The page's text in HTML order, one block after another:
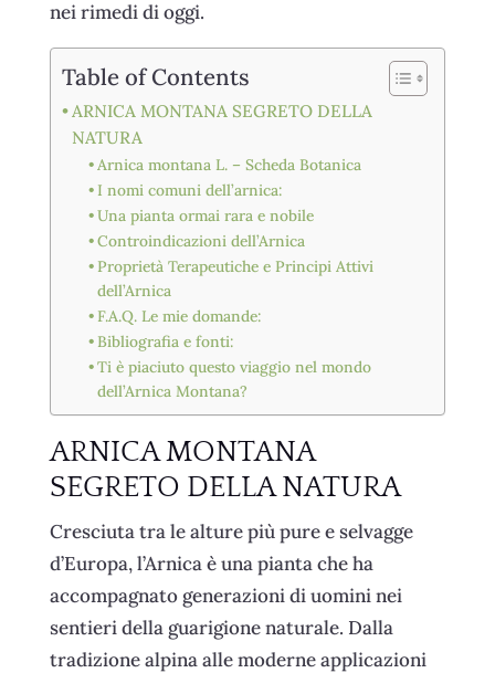
nei rimedi di oggi.
Table of Contents
ARNICA MONTANA SEGRETO DELLA
NATURA
Arnica montana L. – Scheda Botanica
I nomi comuni dell’arnica:
Una pianta ormai rara e nobile
Controindicazioni dell’Arnica
Proprietà Terapeutiche e Principi Attivi
dell’Arnica
F.A.Q. Le mie domande:
Bibliografia e fonti:
Ti è piaciuto questo viaggio nel mondo
dell’Arnica Montana?
ARNICA MONTANA
SEGRETO DELLA NATURA
Cresciuta tra le alture più pure e selvagge
d’Europa, l’Arnica è una pianta che ha
accompagnato generazioni di uomini nei
sentieri della guarigione naturale. Dalla
tradizione alpina alle moderne applicazioni